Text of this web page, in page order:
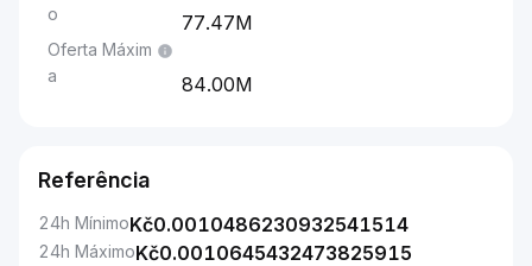
o
77.47M
Oferta Máxim
a
84.00M
Referência
24h MínimoKč0.0010486230932541514
24h MáximoKč0.0010645432473825915